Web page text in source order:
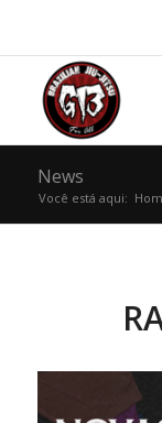
News
Você está aqui: